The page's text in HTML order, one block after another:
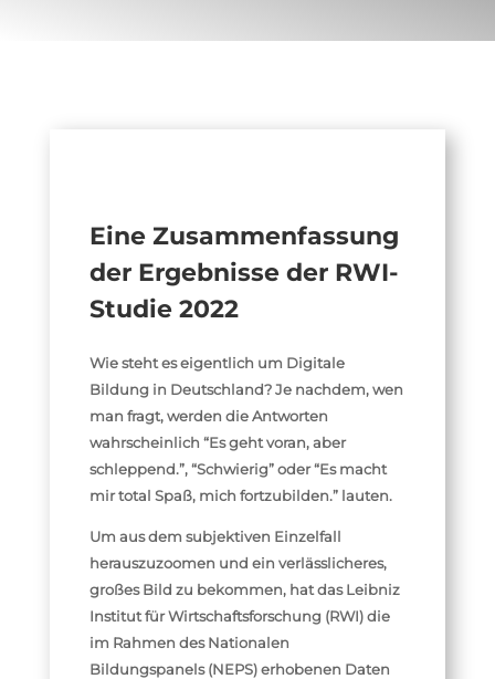
Eine Zusammenfassung
der Ergebnisse der RWI-
Studie 2022
Wie steht es eigentlich um Digitale
Bildung in Deutschland? Je nachdem, wen
man fragt, werden die Antworten
wahrscheinlich “Es geht voran, aber
schleppend.”, “Schwierig” oder “Es macht
mir total Spaß, mich fortzubilden.” lauten.
Um aus dem subjektiven Einzelfall
herauszuzoomen und ein verlässlicheres,
großes Bild zu bekommen, hat das Leibniz
Institut für Wirtschaftsforschung (RWI) die
im Rahmen des Nationalen
Bildungspanels (NEPS) erhobenen Daten